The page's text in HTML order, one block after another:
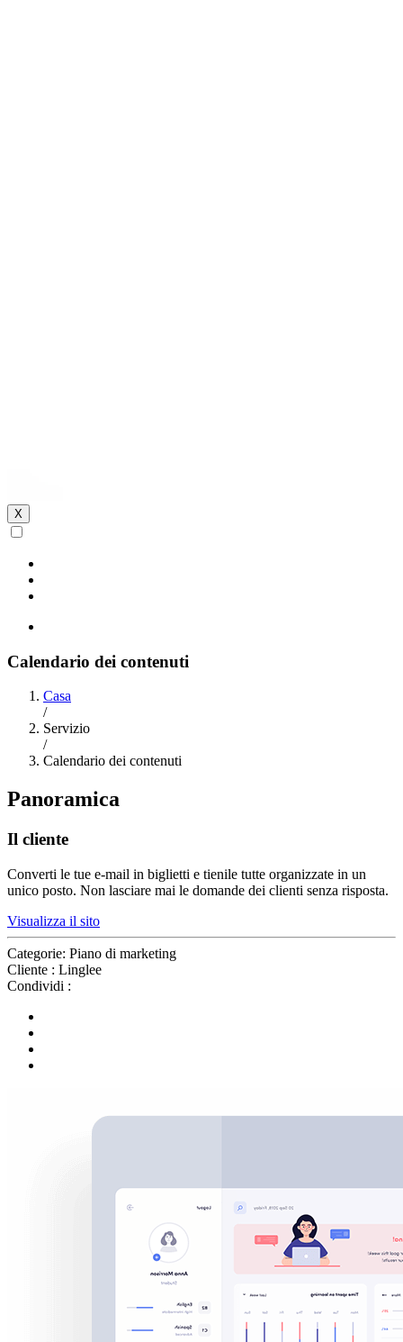
X
Calendario dei contenuti
Casa
/
Servizio
/
Calendario dei contenuti
Panoramica
Il cliente
Converti le tue e-mail in biglietti e tienile tutte organizzate in un
unico posto. Non lasciare mai le domande dei clienti senza risposta.
Visualizza il sito
Categorie: Piano di marketing
Cliente : Linglee
Condividi :